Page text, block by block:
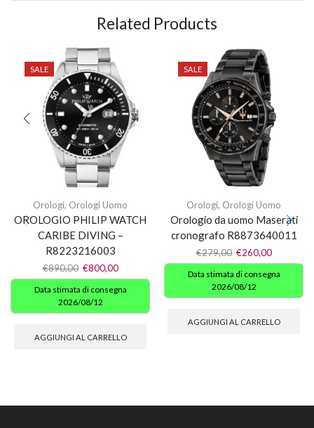
Related Products
SALE
Orologi, Orologi Uomo
OROLOGIO PHILIP WATCH
CARIBE DIVING –
R8223216003
€890,00 €800,00
Data stimata di consegna
2026/08/12
AGGIUNGI AL CARRELLO
SALE
Orologi, Orologi Uomo
Orologio da uomo Maserati
cronografo R8873640011
€279,00 €260,00
Data stimata di consegna
2026/08/12
AGGIUNGI AL CARRELLO